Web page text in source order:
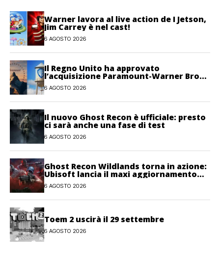
Warner lavora al live action de I Jetson,
Jim Carrey è nel cast!
6 AGOSTO 2026
Il Regno Unito ha approvato
l’acquisizione Paramount-Warner Bros
Discovery
6 AGOSTO 2026
Il nuovo Ghost Recon è ufficiale: presto
ci sarà anche una fase di test
6 AGOSTO 2026
Ghost Recon Wildlands torna in azione:
Ubisoft lancia il maxi aggiornamento
gratuito Last Rites
6 AGOSTO 2026
Toem 2 uscirà il 29 settembre
6 AGOSTO 2026